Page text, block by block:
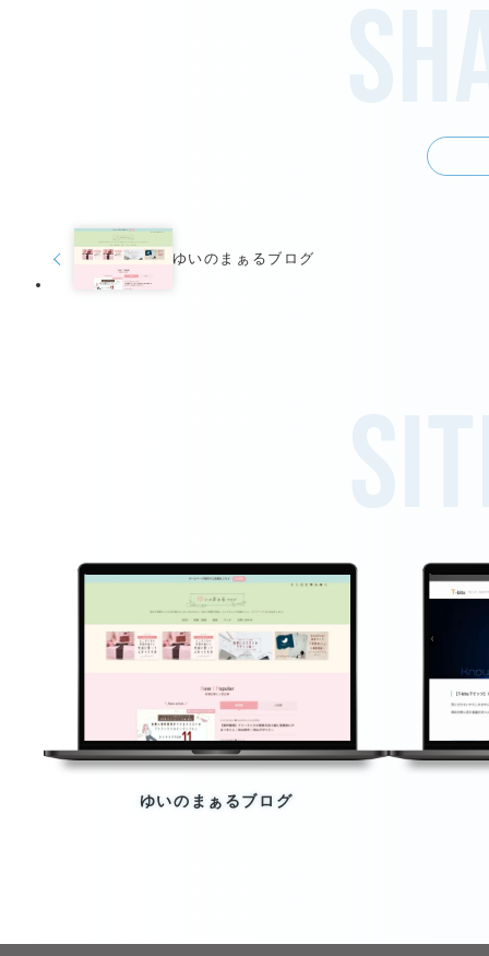
ゆいのまぁるブログ
ゆいのまぁるブログ